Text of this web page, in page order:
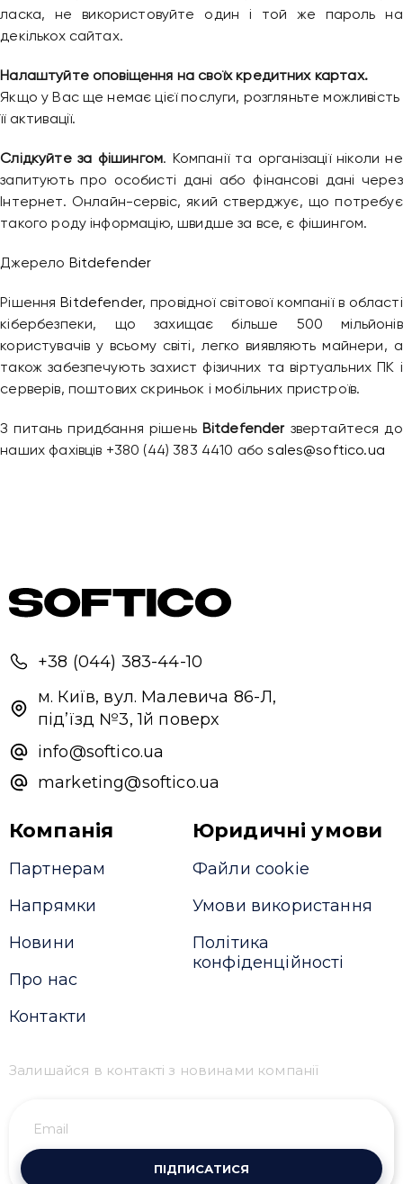
ласка, не використовуйте один і той же пароль на
декількох сайтах.
Налаштуйте оповіщення на своїх кредитних картах.
Якщо у Вас ще немає цієї послуги, розгляньте можливість
її активації.
Слідкуйте за фішингом. Компанії та організації ніколи не
запитують про особисті дані або фінансові дані через
Інтернет. Онлайн-сервіс, який стверджує, що потребує
такого роду інформацію, швидше за все, є фішингом.
Джерело Bitdefender
Рішення Bitdefender, провідної світової компанії в області
кібербезпеки, що захищає більше 500 мільйонів
користувачів у всьому світі, легко виявляють майнери, а
також забезпечують захист фізичних та віртуальних ПК і
серверів, поштових скриньок і мобільних пристроїв.
З питань придбання рішень Bitdefenderзвертайтеся до
наших фахівців +380 (44) 383 4410 абоsales@softico.ua
+38 (044) 383-44-10
м. Київ, вул. Малевича 86-Л,
під’їзд №3, 1й поверх
info@softico.ua
marketing@softico.ua
Компанія
Партнерам
Напрямки
Новини
Про нас
Контакти
Юридичні умови
Файли cookie
Умови використання
Політика
конфіденційності
Залишайся в контакті з новинами компанії
ПІДПИСАТИСЯ
Ми зазвичай відповідаємо дуже швидко